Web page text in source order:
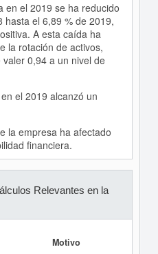
en el 2019 se ha reducido
hasta el 6,89 % de 2019,
A esta caída ha
la rotación de activos,
0,94 a un nivel de
el 2019 alcanzó un
la empresa ha afectado
financiera.
Relevantes en la
Motivo